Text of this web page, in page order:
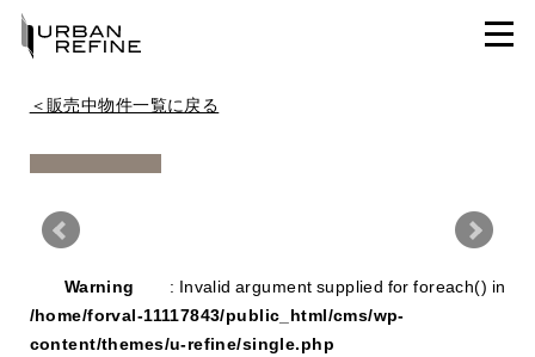
＜販売中物件一覧に戻る
Warning
: Invalid argument supplied for foreach() in
/home/forval-11117843/public_html/cms/wp-
content/themes/u-refine/single.php